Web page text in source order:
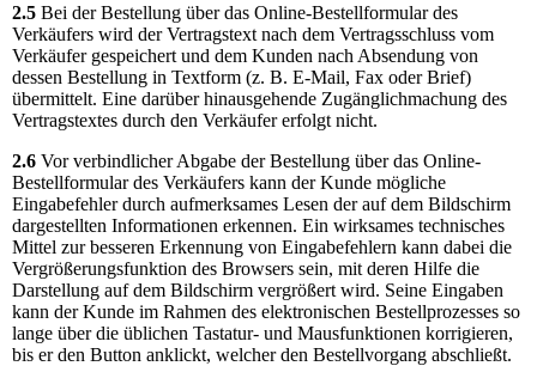
2.5 Bei der Bestellung über das Online-Bestellformular des
Verkäufers wird der Vertragstext nach dem Vertragsschluss vom
Verkäufer gespeichert und dem Kunden nach Absendung von
dessen Bestellung in Textform (z. B. E-Mail, Fax oder Brief)
übermittelt. Eine darüber hinausgehende Zugänglichmachung des
Vertragstextes durch den Verkäufer erfolgt nicht.
2.6 Vor verbindlicher Abgabe der Bestellung über das Online-
Bestellformular des Verkäufers kann der Kunde mögliche
Eingabefehler durch aufmerksames Lesen der auf dem Bildschirm
dargestellten Informationen erkennen. Ein wirksames technisches
Mittel zur besseren Erkennung von Eingabefehlern kann dabei die
Vergrößerungsfunktion des Browsers sein, mit deren Hilfe die
Darstellung auf dem Bildschirm vergrößert wird. Seine Eingaben
kann der Kunde im Rahmen des elektronischen Bestellprozesses so
lange über die üblichen Tastatur- und Mausfunktionen korrigieren,
bis er den Button anklickt, welcher den Bestellvorgang abschließt.